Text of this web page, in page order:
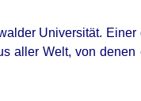
Universität.
aller Welt, von